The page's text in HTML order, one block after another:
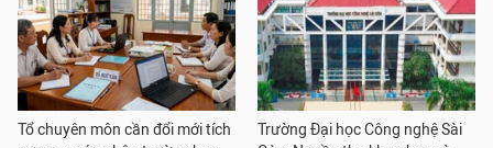
Tổ chuyên môn cần đổi mới tích
Trường Đại học Công nghệ Sài